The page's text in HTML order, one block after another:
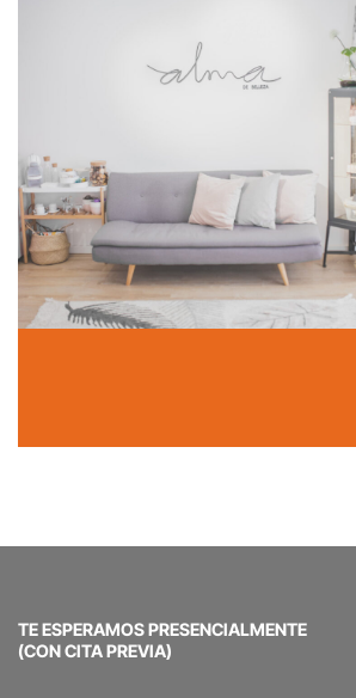
Alma de belleza
In Local comercial
TE ESPERAMOS PRESENCIALMENTE
(CON CITA PREVIA)